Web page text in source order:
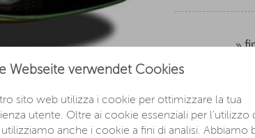
»
Ora
Webseite verwendet Cookies
sito web utilizza i cookie per ottimizzare la tua
utente. Oltre ai cookie essenziali per l'utilizzo
anche i cookie a fini di analisi. Abbiamo